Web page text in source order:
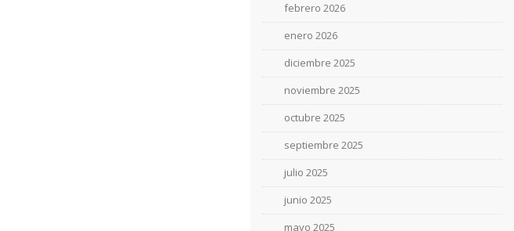
febrero 2026
enero 2026
diciembre 2025
noviembre 2025
octubre 2025
septiembre 2025
julio 2025
junio 2025
mayo 2025